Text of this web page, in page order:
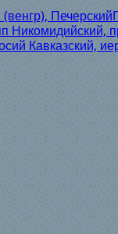
Печерский
Никомидийский,
Кавказский,